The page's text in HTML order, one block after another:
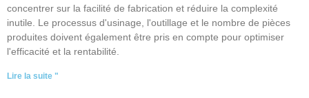
concentrer sur la facilité de fabrication et réduire la complexité
inutile. Le processus d'usinage, l'outillage et le nombre de pièces
produites doivent également être pris en compte pour optimiser
l'efficacité et la rentabilité.
Lire la suite "